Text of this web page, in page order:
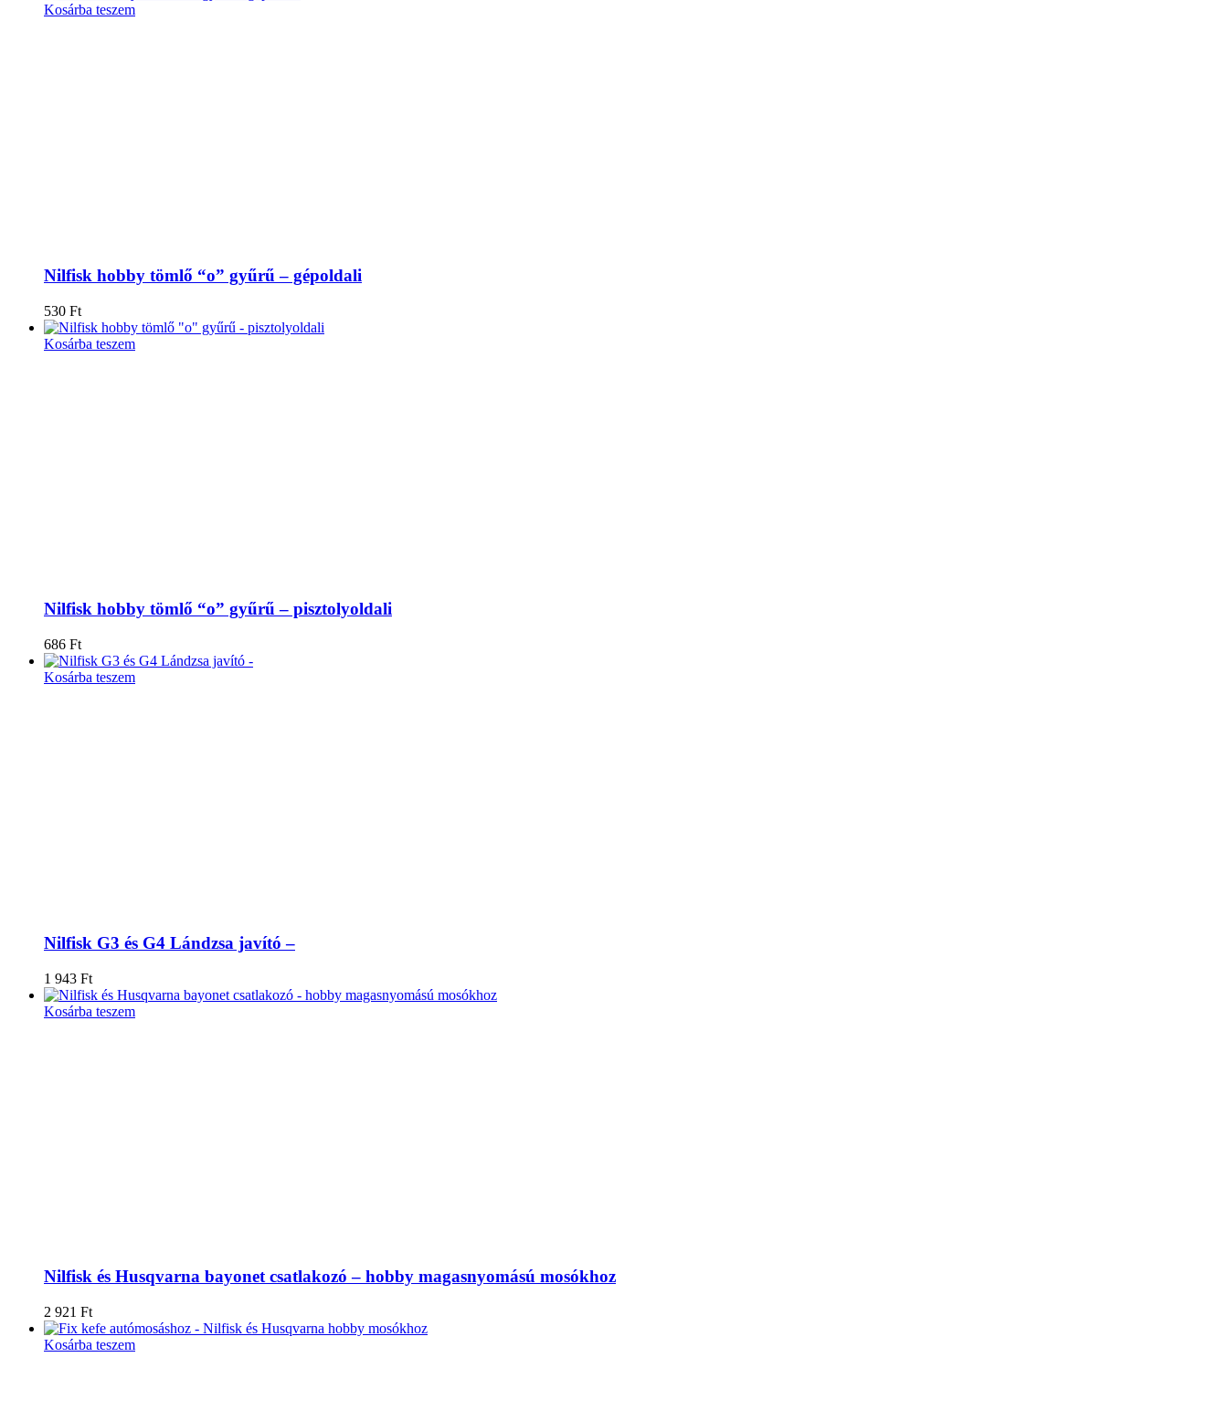
Kosárba teszem
Nilfisk hobby tömlő “o” gyűrű – gépoldali
530 Ft
Kosárba teszem
Nilfisk hobby tömlő “o” gyűrű – pisztolyoldali
686 Ft
Kosárba teszem
Nilfisk G3 és G4 Lándzsa javító –
1 943 Ft
Kosárba teszem
Nilfisk és Husqvarna bayonet csatlakozó – hobby magasnyomású mosókhoz
2 921 Ft
Kosárba teszem